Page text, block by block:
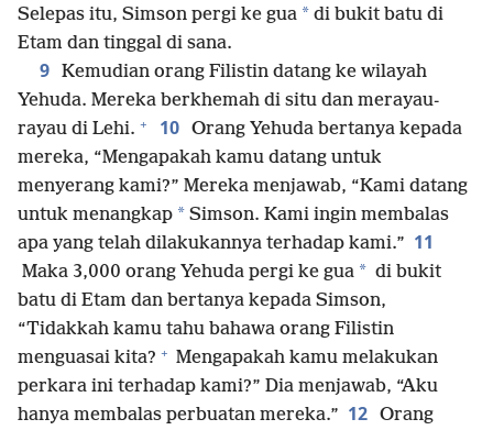
Selepas itu, Simson pergi ke gua * di bukit batu di
Etam dan tinggal di sana.
9 Kemudian orang Filistin datang ke wilayah
Yehuda. Mereka berkhemah di situ dan merayau-
rayau di Lehi. + 10 Orang Yehuda bertanya kepada
mereka, “Mengapakah kamu datang untuk
menyerang kami?” Mereka menjawab, “Kami datang
untuk menangkap * Simson. Kami ingin membalas
apa yang telah dilakukannya terhadap kami.” 11
Maka 3,000 orang Yehuda pergi ke gua * di bukit
batu di Etam dan bertanya kepada Simson,
“Tidakkah kamu tahu bahawa orang Filistin
menguasai kita? + Mengapakah kamu melakukan
perkara ini terhadap kami?” Dia menjawab, “Aku
hanya membalas perbuatan mereka.” 12 Orang